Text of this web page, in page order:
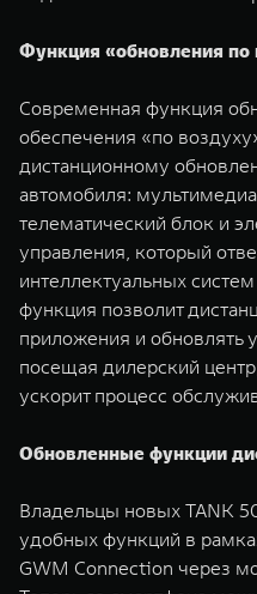
Функция «обновления по
Современная функция
обеспечения «по
дистанционному
автомобиля:
телематический блок и
управления, который
интеллектуальных
функция позволит
приложения и обновлять
посещая дилерский
ускорит процесс
Обновленные функции
Владельцы новых TANK
удобных функций в
GWM Connection через